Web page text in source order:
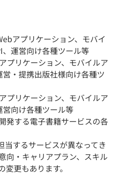
アプリケーション、モバイ
運営向け各種ツール等
プリケーション、モバイルア
・提携出版社様向け各種ツ
プリケーション、モバイルア
向け各種ツール等
発する電子書籍サービスの各
するサービスが異なってき
向・キャリアプラン、スキル
更もあります。